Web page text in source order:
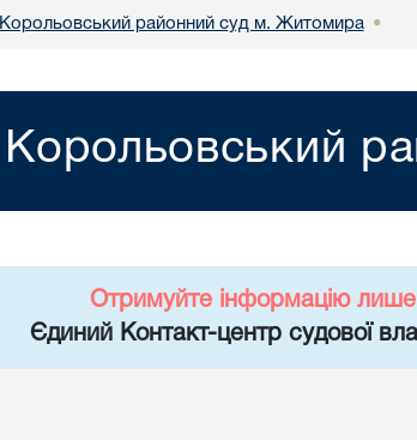
Корольовський районний суд м. Житомира •
Корольовський
Отримуйте інформацію
Єдиний Контакт-центр судової